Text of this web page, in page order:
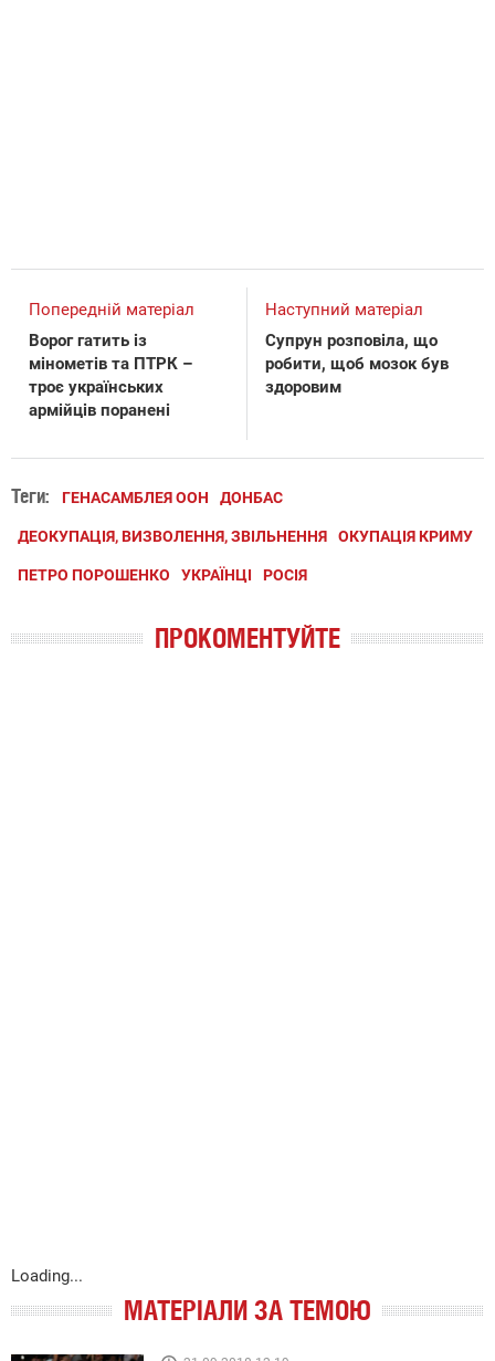
Попередній матеріал
Ворог гатить із
мінометів та ПТРК –
троє українських
армійців поранені
Наступний матеріал
Супрун розповіла, що
робити, щоб мозок був
здоровим
Теги: ГЕНАСАМБЛЕЯ ООН ДОНБАС
ДЕОКУПАЦІЯ, ВИЗВОЛЕННЯ, ЗВІЛЬНЕННЯ ОКУПАЦІЯ КРИМУ
ПЕТРО ПОРОШЕНКО УКРАЇНЦІ РОСІЯ
ПРОКОМЕНТУЙТЕ
Loading...
МАТЕРІАЛИ ЗА ТЕМОЮ